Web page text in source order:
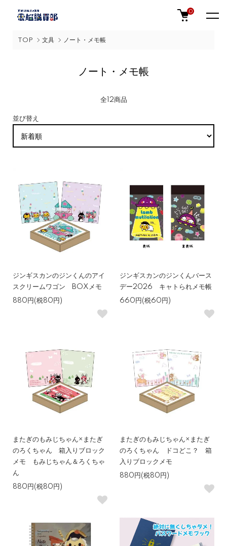
0
TOP 文具 ノート・メモ帳
ノート・メモ帳
全12商品
並び替え
ジンギスカンのジンくんのアイ
スクリームワゴン BOXメモ
880円(税80円)
ジンギスカンのジンくんバース
デー2026 キャトられメモ帳
660円(税60円)
またぎのもみじちゃん×またぎ
のろくちゃん 箱入りブロック
メモ もみじちゃん＆ろくちゃ
ん
880円(税80円)
またぎのもみじちゃん×またぎ
のろくちゃん ドコどこ？ 箱
入りブロックメモ
880円(税80円)